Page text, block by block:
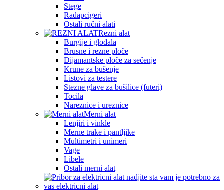
Stege
Radapcigeri
Ostali ručni alati
Rezni alat
Burgije i glodala
Brusne i rezne ploče
Dijamantske ploče za sečenje
Krune za bušenje
Listovi za testere
Stezne glave za bušilice (futeri)
Tocila
Nareznice i ureznice
Merni alat
Lenjiri i vinkle
Merne trake i pantljike
Multimetri i unimeri
Vage
Libele
Ostali merni alat